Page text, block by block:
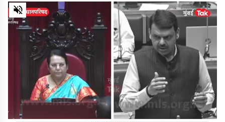
0
of
6
minutes,
seconds